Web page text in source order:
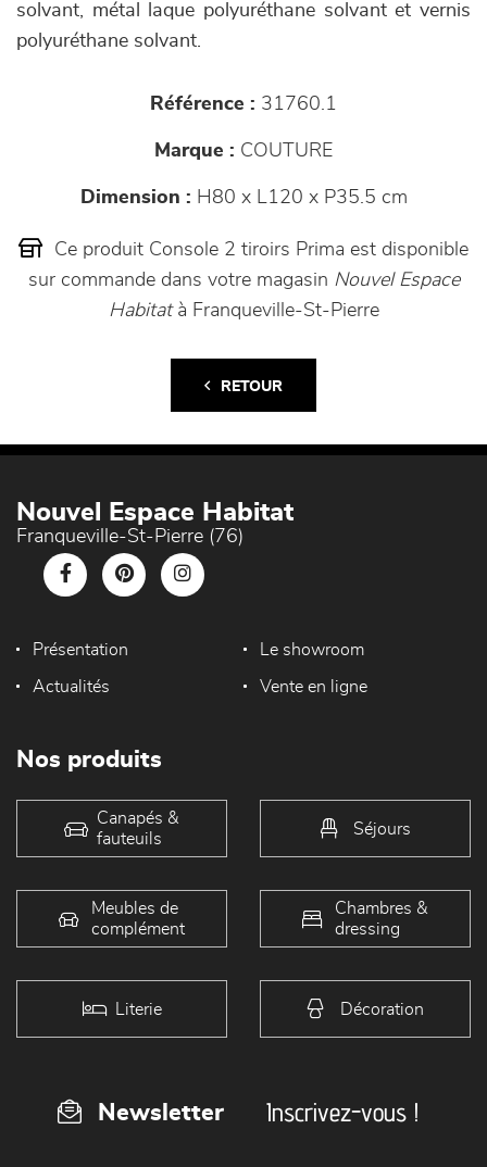
solvant, métal laque polyuréthane solvant et vernis
polyuréthane solvant.
Référence : 31760.1
Marque : COUTURE
Dimension : H80 x L120 x P35.5 cm
Ce produit Console 2 tiroirs Prima est disponible
sur commande dans votre magasin Nouvel Espace
Habitatà Franqueville-St-Pierre
RETOUR
Nouvel Espace Habitat
Franqueville-St-Pierre (76)
Présentation Le showroom
Actualités Vente en ligne
Nos produits
Canapés &
fauteuils
Séjours
Meubles de
complément
Chambres &
dressing
Literie Décoration
Newsletter Inscrivez-vous !